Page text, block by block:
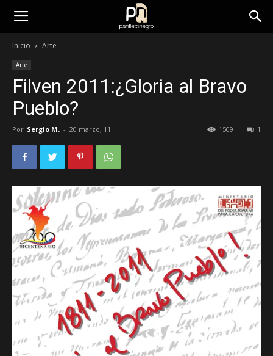
panfletonegro
Inicio Arte
Arte
Filven 2011:¿Gloria al Bravo
Pueblo?
Por Sergio M. - 20 marzo, 11 1
1509